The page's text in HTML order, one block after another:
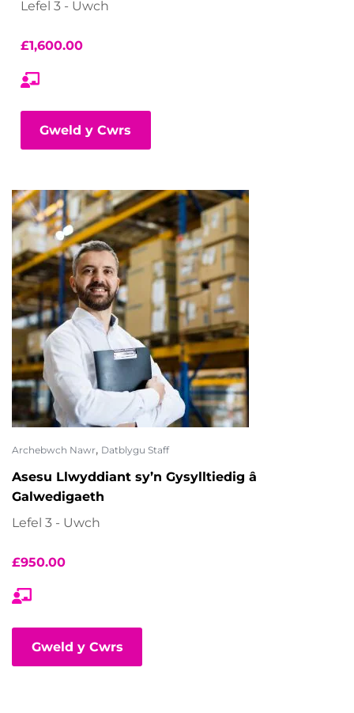
Lefel 3 - Uwch
£1,600.00
Gweld y Cwrs
Archebwch Nawr, Datblygu Staff
Asesu Llwyddiant sy’n Gysylltiedig â
Galwedigaeth
Lefel 3 - Uwch
£950.00
Gweld y Cwrs